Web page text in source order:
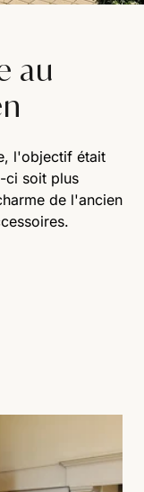
au
l'objectif était
ci soit plus
de l'ancien